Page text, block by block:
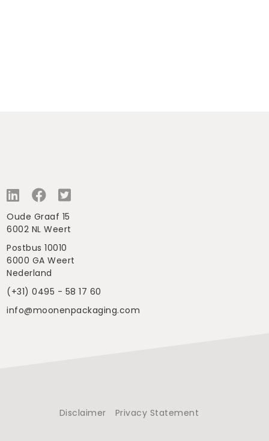
Oude Graaf 15
6002 NL Weert
Postbus 10010
6000 GA Weert
Nederland
(+31) 0495 - 58 17 60
info@moonenpackaging.com
Disclaimer Privacy Statement